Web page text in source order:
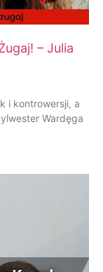
– Julia
i kontrowersji, a
Wardęga